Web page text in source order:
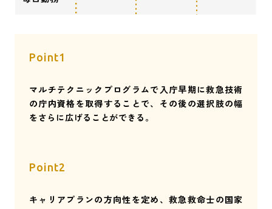
Point1
マルチテクニックプログラムで入庁早期に救急技術
の庁内資格を取得することで、その後の選択肢の幅
をさらに広げることができる。
Point2
キャリアプランの方向性を定め、救急救命士の国家